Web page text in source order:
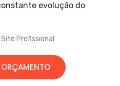
evolução do